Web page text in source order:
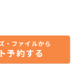
・ファイルから
予約する